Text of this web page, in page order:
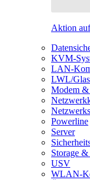
Aktion
KVM-
LAN-
LWL/
Modem
Powerline
Server
Storage
USV
WLAN-